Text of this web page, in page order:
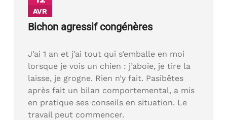
AVR
Bichon agressif congénères
J’ai 1 an et j’ai tout qui s’emballe en moi
lorsque je vois un chien : j’aboie, je tire la
laisse, je grogne. Rien n’y fait. Pasibêtes
après fait un bilan comportemental, a mis
en pratique ses conseils en situation. Le
travail peut commencer.